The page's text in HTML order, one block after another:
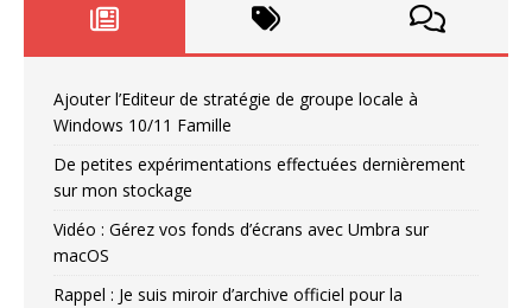
Ajouter l’Editeur de stratégie de groupe locale à
Windows 10/11 Famille
De petites expérimentations effectuées dernièrement
sur mon stockage
Vidéo : Gérez vos fonds d’écrans avec Umbra sur
macOS
Rappel : Je suis miroir d’archive officiel pour la